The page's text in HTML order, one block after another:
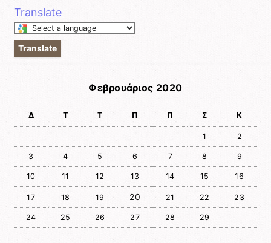
Translate
Select
a
language
Translate
Φεβρουάριος 2020
Δ Τ Τ Π Π Σ Κ
1 2
3 4 5 6 7 8 9
10 11 12 13 14 15 16
17 18 19 20 21 22 23
24 25 26 27 28 29